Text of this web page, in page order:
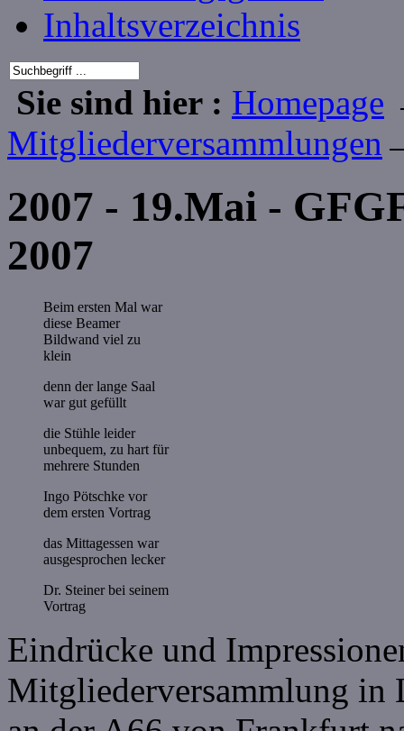
Inhaltsverzeichnis
Sie sind hier : Homepage
Mitgliederversammlungen
2007 - 19.Mai -
2007
Beim ersten Mal war
diese Beamer
Bildwand viel zu
klein
denn der lange Saal
war gut gefüllt
die Stühle leider
unbequem, zu hart für
mehrere Stunden
Ingo Pötschke vor
dem ersten Vortrag
das Mittagessen war
ausgesprochen lecker
Dr. Steiner bei seinem
Vortrag
Eindrücke und
Mitgliederversammlung in